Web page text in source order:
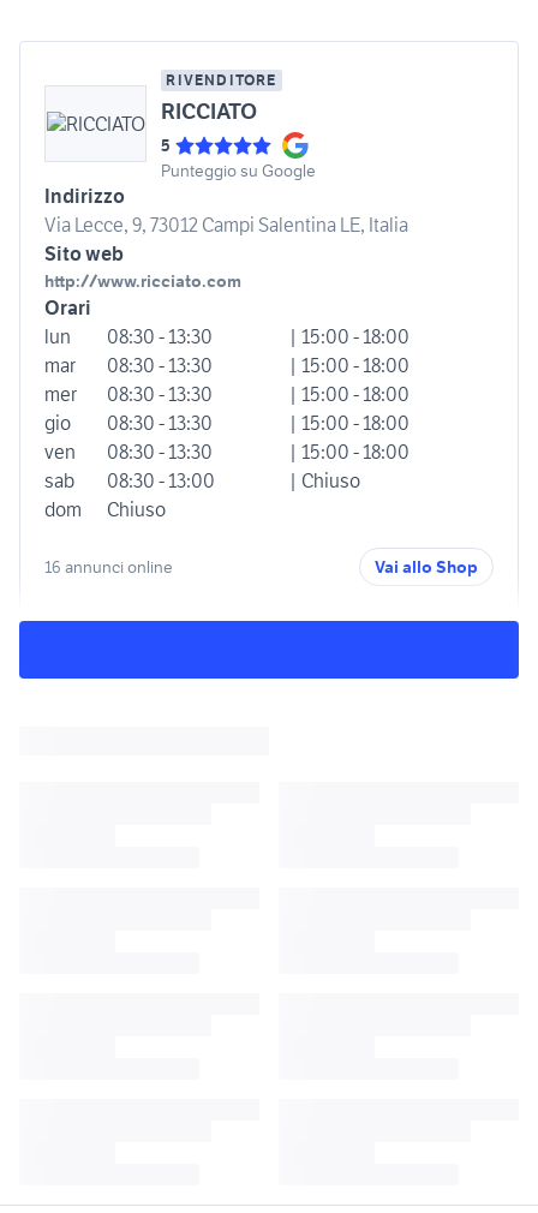
RIVENDITORE
RICCIATO
5
Punteggio su Google
Indirizzo
Via Lecce, 9, 73012 Campi Salentina LE, Italia
Sito web
http://www.ricciato.com
Orari
lun
08:30 - 13:30
| 15:00 - 18:00
mar
08:30 - 13:30
| 15:00 - 18:00
mer
08:30 - 13:30
| 15:00 - 18:00
gio
08:30 - 13:30
| 15:00 - 18:00
ven
08:30 - 13:30
| 15:00 - 18:00
sab
08:30 - 13:00
| Chiuso
dom
Chiuso
16 annunci online Vai allo Shop